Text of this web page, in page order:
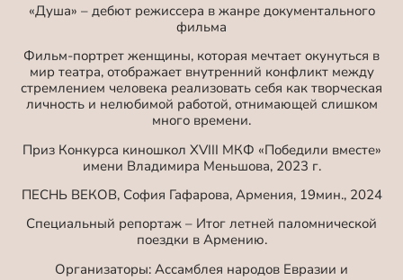
«Душа» – дебют режиссера в жанре документального
фильма
Фильм-портрет женщины, которая мечтает окунуться в
мир театра, отображает внутренний конфликт между
стремлением человека реализовать себя как творческая
личность и нелюбимой работой, отнимающей слишком
много времени.
Приз Конкурса киношкол XVIII МКФ «Победили вместе»
имени Владимира Меньшова, 2023 г.
ПЕСНЬ ВЕКОВ, София Гафарова, Армения, 19мин., 2024
Специальный репортаж – Итог летней паломнической
поездки в Армению.
Организаторы: Ассамблея народов Евразии и